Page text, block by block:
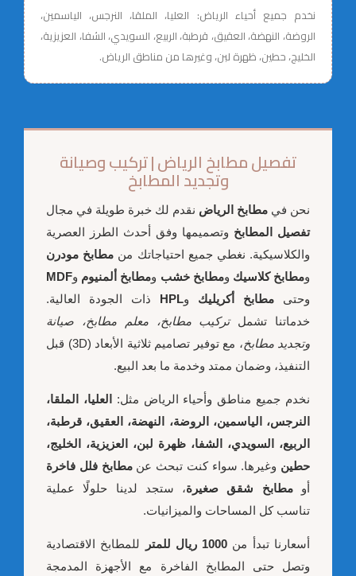
نخدم جميع أحياء الرياض: العليا، الملقا، النرجس، الياسمين،
الروضة، النهضة، العقيق، قرطبة، الربيع، السويدي، الشفا، العزيزية،
الخليج، حطين، ظهرة لبن، وغيرها من مناطق الرياض.
تفصيل مطابخ الرياض | تركيب وصيانة
وتجديد المطابخ
نحن في مطابخ الرياض نقدم لك خبرة طويلة في مجال
تفصيل المطابخ وتصميمها وفق أحدث الطرز العصرية
والكلاسيكية. نغطي جميع احتياجاتك من مطابخ مودرن
ومطابخ كلاسيك ومطابخ خشب ومطابخ ألمنيوم وMDF
وحتى مطابخ أكريليك وHPL ذات الجودة العالية.
خدماتنا تشملتركيب مطابخ، معلم مطابخ، صيانة
وتجديد مطابخ
، مع توفير تصاميم ثلاثية الأبعاد (3D) قبل
التنفيذ، وضمان ممتد وخدمة ما بعد البيع.
نخدم جميع مناطق وأحياء الرياض مثل:
العليا، الملقا،
النرجس، الياسمين، الروضة، النهضة، العقيق، قرطبة،
الربيع، السويدي، الشفا، ظهرة لبن، العزيزية، الخليج،
حطين وغيرها. سواء كنت تبحث عنمطابخ فلل فاخرة
أومطابخ شقق صغيرة، ستجد لدينا حلولًا عملية
تناسب كل المساحات والميزانيات.
أسعارنا تبدأ من 1000 ريال للمتر
للمطابخ الاقتصادية
وتصل حتى المطابخ الفاخرة مع الأجهزة المدمجة